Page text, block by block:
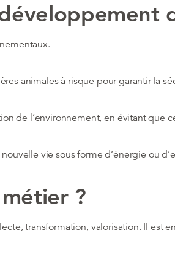
animales à risque pour garantir la
de l’environnement, en évitant que
vie sous forme d’énergie ou
?
transformation, valorisation. Il est